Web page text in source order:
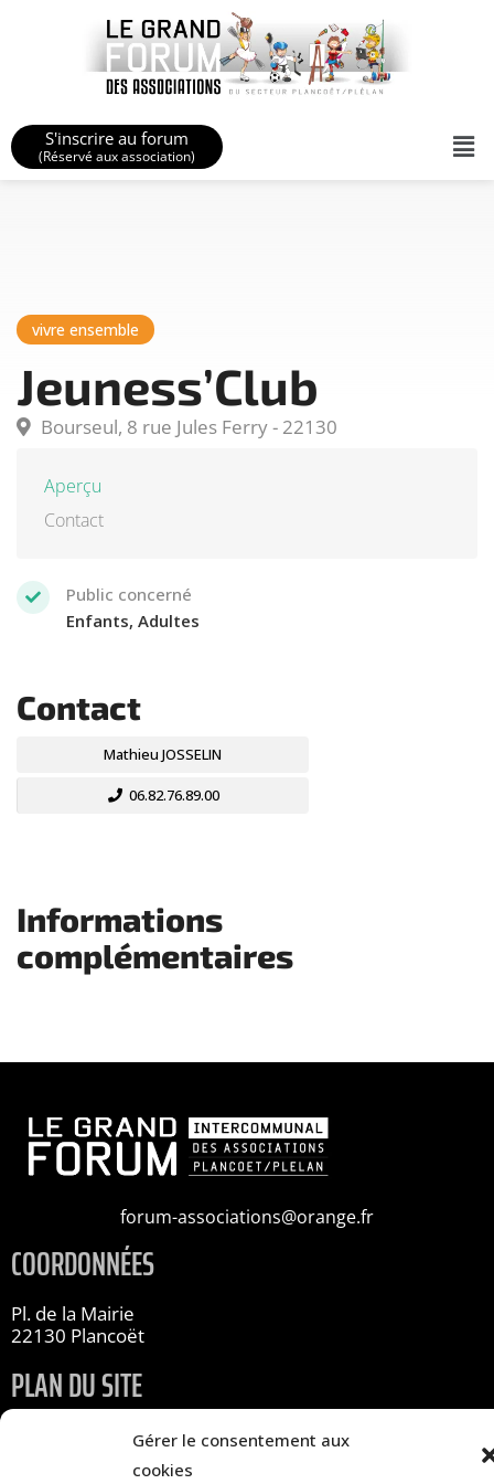
Gérer le consentement aux
cookies
S'inscrire au forum
(Réservé aux association)
vivre ensemble
Jeuness’Club
Bourseul, 8 rue Jules Ferry - 22130
Aperçu
Contact
Public concerné
Enfants, Adultes
Contact
Mathieu JOSSELIN
06.82.76.89.00
Informations
complémentaires
forum-associations@orange.fr
COORDONNÉES
Pl. de la Mairie
22130 Plancoët
PLAN DU SITE
Accueil
Les associations